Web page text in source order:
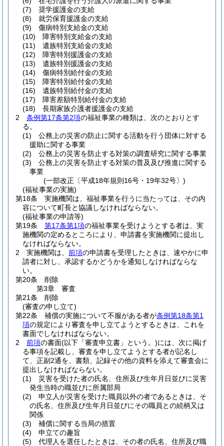
(7)
奨学援護金の支給
(8)
就労保育援護金の支給
(9)
傷病特別支給金の支給
(10)
障害特別支給金の支給
(11)
遺族特別支給金の支給
(12)
障害特別援護金の支給
(13)
遺族特別援護金の支給
(14)
傷病特別給付金の支給
(15)
障害特別給付金の支給
(16)
遺族特別給付金の支給
(17)
障害差額特別給付金の支給
(18)
長期家族介護者援護金の支給
2
条例第17条第2項の福祉事業の種類は、次のとおりとす
る。
(1)
公務上の災害の防止に関する活動を行う団体に対する
援助に関する事業
(2)
公務上の災害を防止する対策の調査研究に関する事業
(3)
公務上の災害を防止する対策の普及及び推進に関する
事業
(一部改正〔平成18年規則16号・19年32号〕)
(福祉事業の実施)
第18条
実施機関は、福祉事業を行うに当たっては、その内
容について町長と協議しなければならない。
(福祉事業の申請等)
第19条
第17条第1項の福祉事業を受けようとする者は、実
施機関の定めるところにより、申請書を実施機関に提出し
なければならない。
2
実施機関は、 前項の申請書を受理したときは、速やかに申
請者に対し、承認するかどうかを通知しなければならな
い。
第20条
削除
第3章
審査
第21条
削除
(審査の申し立て)
第22条
補償の実施について不服がある者が条例第18条第1
項の規定により審査を申し立てようとするときは、これを
書面でしなければならない。
2
前項の書面(以下「審査申立書」という。)には、次に掲げ
る事項を記載し、審査を申し立てようとする者が記名し
て、正副2通を、書類、記録その他の資料を添えて審査会に
提出しなければならない。
(1)
災害を受けた者の氏名、住所及び生年月日並びに災害
発生当時の職並びに所属部局
(2)
申立人が災害を受けた職員以外の者であるときは、そ
の氏名、住所及び生年月日並びにその職員との続柄又は
関係
(3)
補償に関する当局の措置
(4)
申立ての趣旨
(5)
代理人を選任したときは、その者の氏名、住所及び職